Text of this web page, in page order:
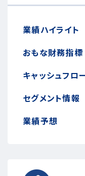
業績ハイライト
おもな財務指標
キャッシュフロ
セグメント情報
業績予想